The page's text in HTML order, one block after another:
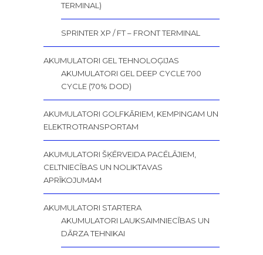
TERMINAL)
SPRINTER XP / FT – FRONT TERMINAL
AKUMULATORI GEL TEHNOLOĢIJAS
AKUMULATORI GEL DEEP CYCLE 700
CYCLE (70% DOD)
AKUMULATORI GOLFKĀRIEM, KEMPINGAM UN
ELEKTROTRANSPORTAM
AKUMULATORI ŠĶĒRVEIDA PACĒLĀJIEM,
CELTNIECĪBAS UN NOLIKTAVAS
APRĪKOJUMAM
AKUMULATORI STARTERA
AKUMULATORI LAUKSAIMNIECĪBAS UN
DĀRZA TEHNIKAI